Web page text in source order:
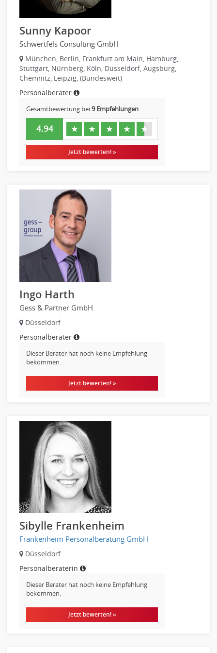
Raumgestaltung
Sicherheitsdienste, Schutzdienste
Automatisierungstechnik
Bauwesen
Elektrotechnik, Elektronik
Fahrzeugtechnik
Fertigungstechnik
gebaeude-versorgungs-sicherheitstechnik
Kunststofftechnik
Maschinenbau
Materialwissenschaft
Mechatronik
Medizintechnik
Optiker, Akustiker
Brandschutz
Prozessmanagement
Qualitätsmanagement
Technische Dokumentation
Technischer Systemplaner, Bauzeichner
Veranstaltungstechnik
Verfahrenstechnik
Vertriebsingenieur
Wirtschaftsingenieur
Technisches Gebäudemanagement (TGM)
Anwendungsadministration
Datenbanken
Embedded Systems
Helpdesk
IT Leitung, Teamleitung
Projektmanagement
IT Prozessmanagement
Qualitätssicherung, Qualitätsprüfung
SAP/ERP-Beratung, Entwicklung
Security
Training
Web-Entwicklung
Sunny Kapoor
Schwertfels Consulting GmbH
München, Berlin, Frankfurt am Main, Hamburg,
Stuttgart, Nürnberg, Köln, Düsseldorf, Augsburg,
Chemnitz, Leipzig, (Bundesweit)
Personalberater
Gesamtbewertung bei9 Empfehlungen
4.94 ★ ★ ★ ★ ★
Jetzt bewerten! »
Ingo Harth
Gess & Partner GmbH
Düsseldorf
Personalberater
Dieser Berater hat noch keine Empfehlung
bekommen.
Jetzt bewerten! »
Sibylle Frankenheim
Frankenheim Personalberatung GmbH
Düsseldorf
Personalberaterin
Dieser Berater hat noch keine Empfehlung
bekommen.
Jetzt bewerten! »